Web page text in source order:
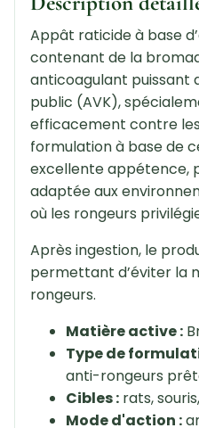
Appât raticide à base
contenant de la
anticoagulant puissant
public (AVK),
efficacement contre
formulation à base de
excellente appétence,
adaptée aux
où les rongeurs
Après ingestion, le
permettant d’éviter la
rongeurs.
Matière active :
Type de
anti-rongeurs
Cibles :rats,
Mode d'action :